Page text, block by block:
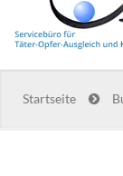
Startseite